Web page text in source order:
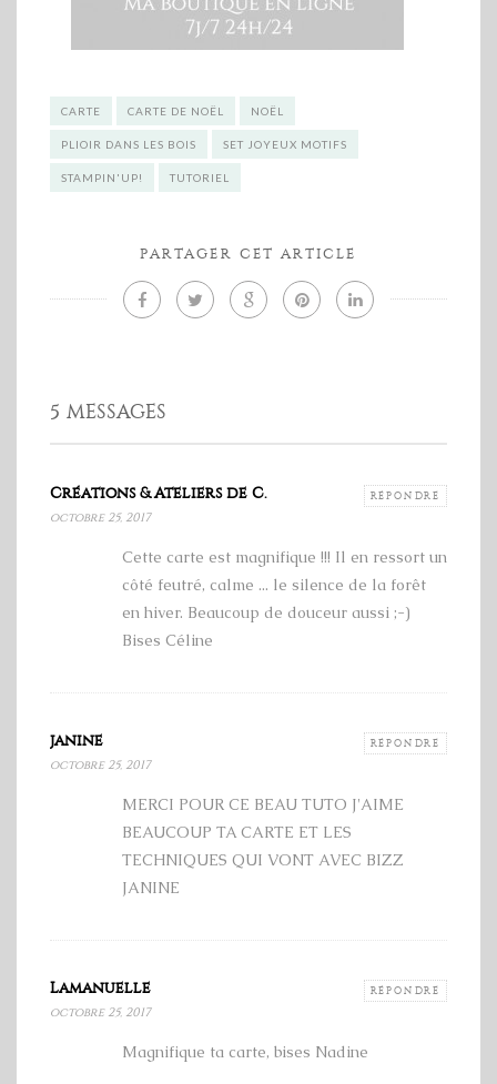
CARTE CARTE DE NOËL NOËL
PLIOIR DANS LES BOIS SET JOYEUX MOTIFS
STAMPIN'UP! TUTORIEL
PARTAGER CET ARTICLE
5 MESSAGES
Créations & Ateliers de C. RÉPONDRE
octobre 25, 2017
Cette carte est magnifique !!! Il en ressort un
côté feutré, calme ... le silence de la forêt
en hiver. Beaucoup de douceur aussi ;-)
Bises Céline
janine RÉPONDRE
octobre 25, 2017
MERCI POUR CE BEAU TUTO J'AIME
BEAUCOUP TA CARTE ET LES
TECHNIQUES QUI VONT AVEC BIZZ
JANINE
Lamanuelle RÉPONDRE
octobre 25, 2017
Magnifique ta carte, bises Nadine